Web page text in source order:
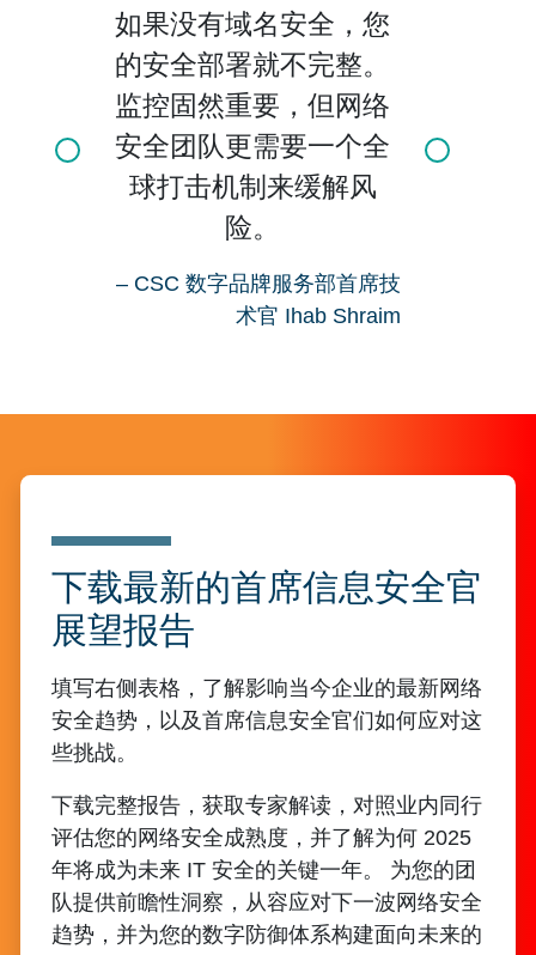
Click for previous slide Click for
如果没有域名安全，您
的安全部署就不完整。
监控固然重要，但网络
安全团队更需要一个全
球打击机制来缓解风
险。
– CSC 数字品牌服务部首席技
术官 Ihab Shraim
下载最新的首席信息安全官
展望报告
填写右侧表格，了解影响当今企业的最新网络
安全趋势，以及首席信息安全官们如何应对这
些挑战。
下载完整报告，获取专家解读，对照业内同行
评估您的网络安全成熟度，并了解为何 2025
年将成为未来 IT 安全的关键一年。 为您的团
队提供前瞻性洞察，从容应对下一波网络安全
趋势，并为您的数字防御体系构建面向未来的